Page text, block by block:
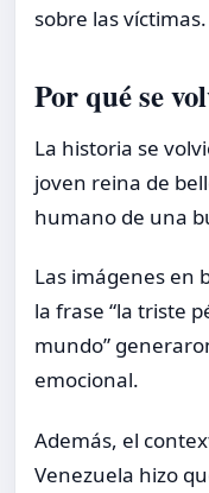
sobre las víctimas.
Por qué se
La historia se
joven reina de
humano de una
Las imágenes en
la frase “la triste
mundo”
emocional.
Además, el
Venezuela hizo